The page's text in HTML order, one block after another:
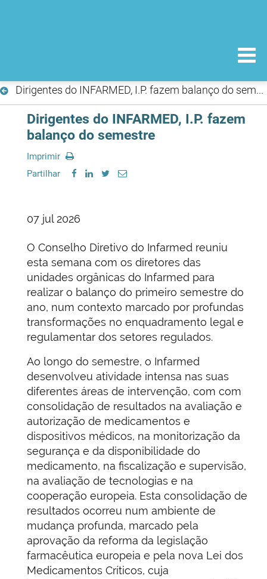
Dirigentes do INFARMED, I.P. fazem balanço do semestre
Dirigentes do INFARMED, I.P. fazem
balanço do semestre
Imprimir
Partilhar
07 jul 2026
O Conselho Diretivo do Infarmed reuniu
esta semana com os diretores das
unidades orgânicas do Infarmed para
realizar o balanço do primeiro semestre do
ano, num contexto marcado por profundas
transformações no enquadramento legal e
regulamentar dos setores regulados.
Ao longo do semestre, o Infarmed
desenvolveu atividade intensa nas suas
diferentes áreas de intervenção, com com
consolidação de resultados na avaliação e
autorização de medicamentos e
dispositivos médicos, na monitorização da
segurança e da disponibilidade do
medicamento, na fiscalização e supervisão,
na avaliação de tecnologias e na
cooperação europeia. Esta consolidação de
resultados ocorreu num ambiente de
mudança profunda, marcado pela
aprovação da reforma da legislação
farmacêutica europeia e pela nova Lei dos
Medicamentos Críticos, cuja